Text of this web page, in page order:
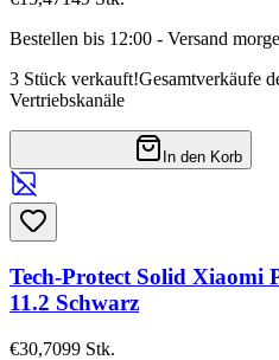
Bestellen bis 12:00 - Versand
3 Stück verkauft!Gesamtverkäufe
Vertriebskanäle
In den Korb
Tech-Protect Solid Xiaomi
11.2 Schwarz
€30,7099 Stk.